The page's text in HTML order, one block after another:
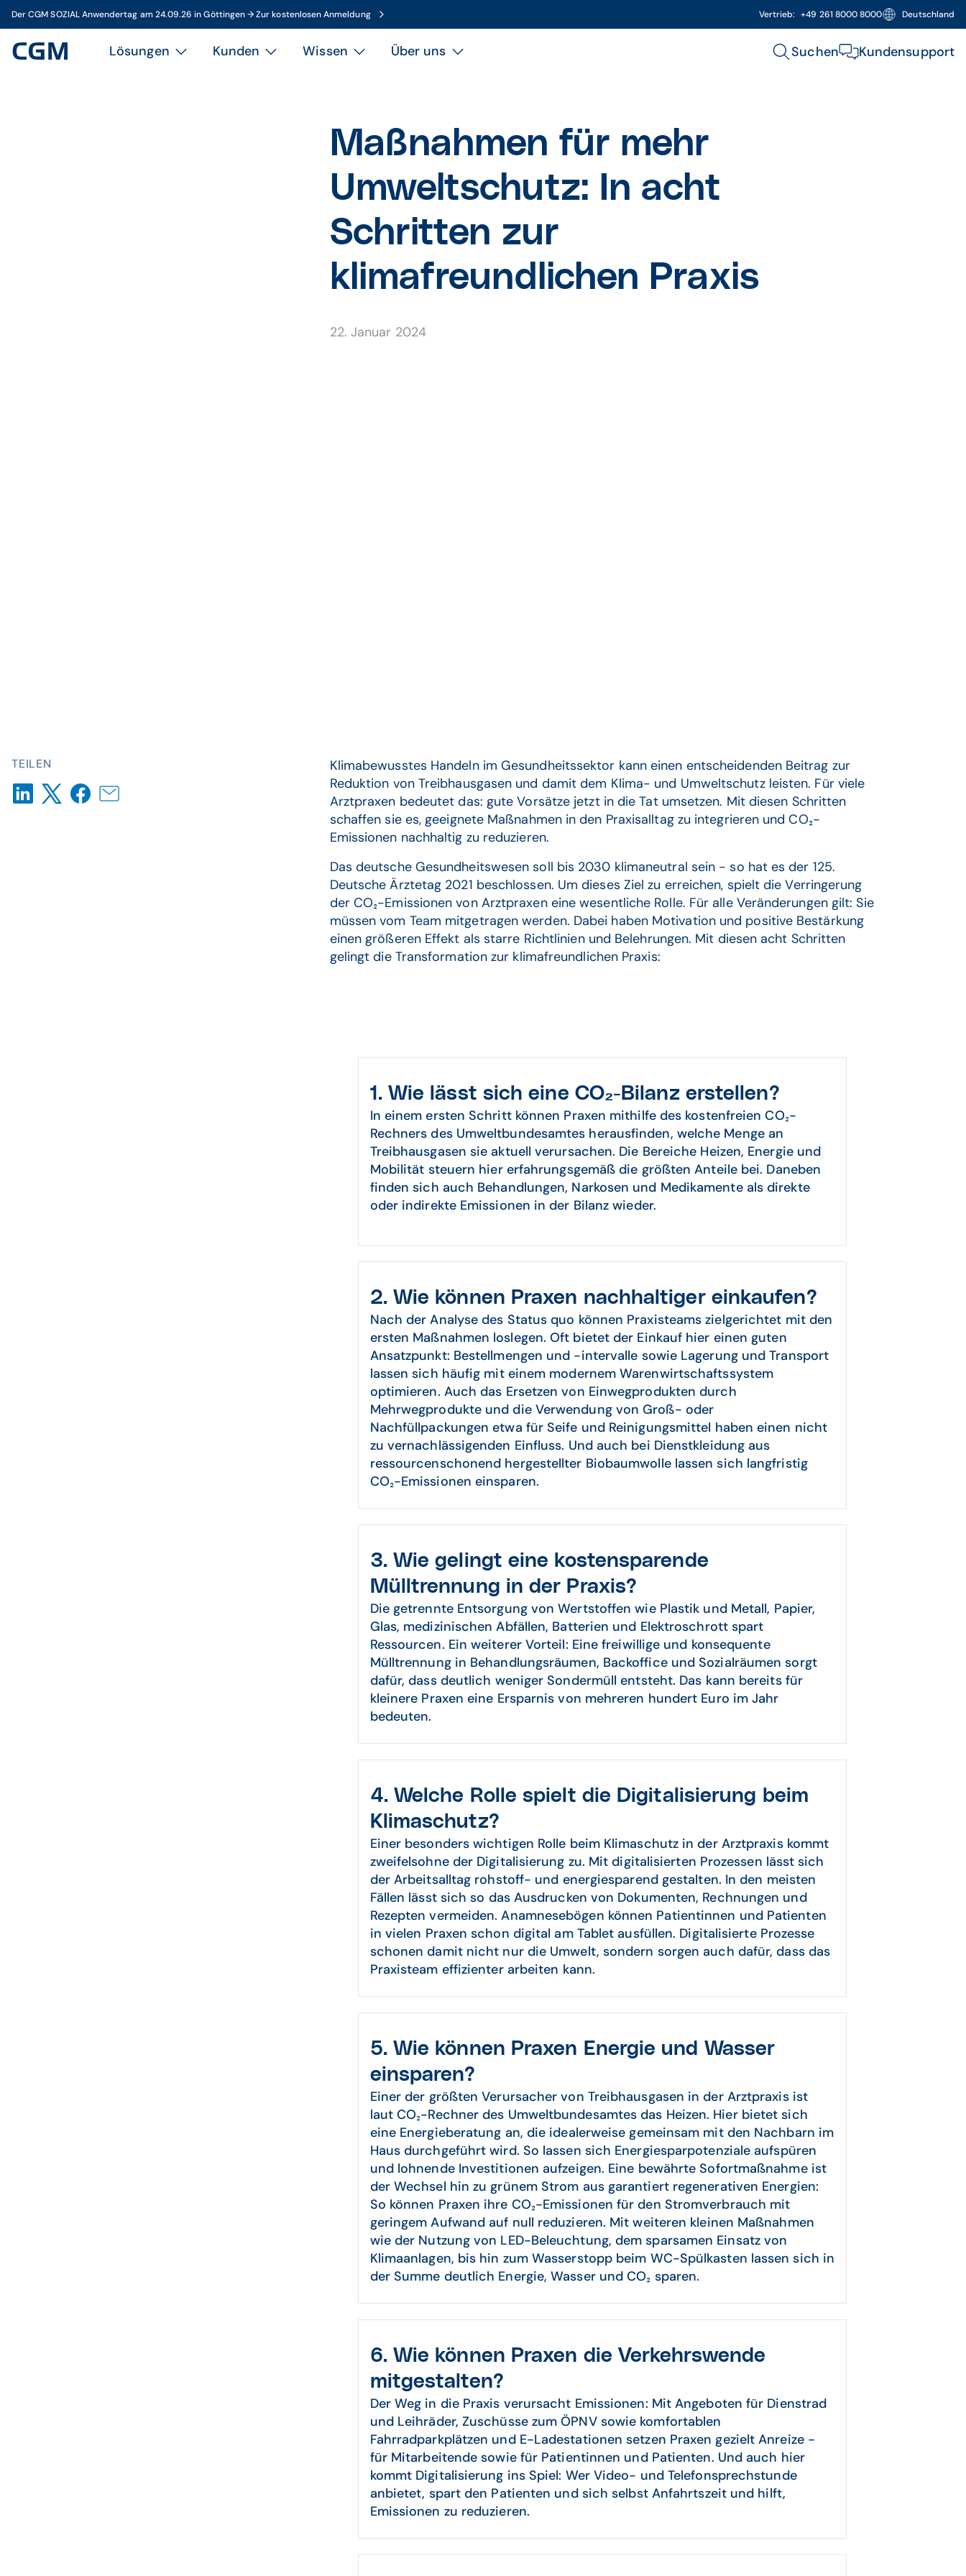
Der CGM SOZIAL Anwendertag am 24.09.26 in Göttingen → Zur kostenlosen Anmeldung Vertrieb: +49 261 8000 8000 Deutschland
Lösungen Kunden Wissen Über uns Suchen Kundensupport
Maßnahmen für mehr
Umweltschutz: In acht
Schritten zur
klimafreundlichen Praxis
22. Januar 2024
TEILEN
Klimabewusstes Handeln im Gesundheitssektor kann einen entscheidenden Beitrag zur
Reduktion von Treibhausgasen und damit dem Klima- und Umweltschutz leisten. Für viele
Arztpraxen bedeutet das: gute Vorsätze jetzt in die Tat umsetzen. Mit diesen Schritten
schaffen sie es, geeignete Maßnahmen in den Praxisalltag zu integrieren und CO₂-
Emissionen nachhaltig zu reduzieren.
Das deutsche Gesundheitswesen soll bis 2030 klimaneutral sein − so hat es der 125.
Deutsche Ärztetag 2021 beschlossen. Um dieses Ziel zu erreichen, spielt die Verringerung
der CO₂-Emissionen von Arztpraxen eine wesentliche Rolle. Für alle Veränderungen gilt: Sie
müssen vom Team mitgetragen werden. Dabei haben Motivation und positive Bestärkung
einen größeren Effekt als starre Richtlinien und Belehrungen. Mit diesen acht Schritten
gelingt die Transformation zur klimafreundlichen Praxis:
1. Wie lässt sich eine CO₂-Bilanz erstellen?
In einem ersten Schritt können Praxen mithilfe des kostenfreien CO₂-
Rechners des Umweltbundesamtes herausfinden, welche Menge an
Treibhausgasen sie aktuell verursachen. Die Bereiche Heizen, Energie und
Mobilität steuern hier erfahrungsgemäß die größten Anteile bei. Daneben
finden sich auch Behandlungen, Narkosen und Medikamente als direkte
oder indirekte Emissionen in der Bilanz wieder.
2. Wie können Praxen nachhaltiger einkaufen?
Nach der Analyse des Status quo können Praxisteams zielgerichtet mit den
ersten Maßnahmen loslegen. Oft bietet der Einkauf hier einen guten
Ansatzpunkt: Bestellmengen und -intervalle sowie Lagerung und Transport
lassen sich häufig mit einem modernem Warenwirtschaftssystem
optimieren. Auch das Ersetzen von Einwegprodukten durch
Mehrwegprodukte und die Verwendung von Groß- oder
Nachfüllpackungen etwa für Seife und Reinigungsmittel haben einen nicht
zu vernachlässigenden Einfluss. Und auch bei Dienstkleidung aus
ressourcenschonend hergestellter Biobaumwolle lassen sich langfristig
CO₂-Emissionen einsparen.
3. Wie gelingt eine kostensparende
Mülltrennung in der Praxis?
Die getrennte Entsorgung von Wertstoffen wie Plastik und Metall, Papier,
Glas, medizinischen Abfällen, Batterien und Elektroschrott spart
Ressourcen. Ein weiterer Vorteil: Eine freiwillige und konsequente
Mülltrennung in Behandlungsräumen, Backoffice und Sozialräumen sorgt
dafür, dass deutlich weniger Sondermüll entsteht. Das kann bereits für
kleinere Praxen eine Ersparnis von mehreren hundert Euro im Jahr
bedeuten.
4. Welche Rolle spielt die Digitalisierung beim
Klimaschutz?
Einer besonders wichtigen Rolle beim Klimaschutz in der Arztpraxis kommt
zweifelsohne der Digitalisierung zu. Mit digitalisierten Prozessen lässt sich
der Arbeitsalltag rohstoff- und energiesparend gestalten. In den meisten
Fällen lässt sich so das Ausdrucken von Dokumenten, Rechnungen und
Rezepten vermeiden. Anamnesebögen können Patientinnen und Patienten
in vielen Praxen schon digital am Tablet ausfüllen. Digitalisierte Prozesse
schonen damit nicht nur die Umwelt, sondern sorgen auch dafür, dass das
Praxisteam effizienter arbeiten kann.
5. Wie können Praxen Energie und Wasser
einsparen?
Einer der größten Verursacher von Treibhausgasen in der Arztpraxis ist
laut CO₂-Rechner des Umweltbundesamtes das Heizen. Hier bietet sich
eine Energieberatung an, die idealerweise gemeinsam mit den Nachbarn im
Haus durchgeführt wird. So lassen sich Energiesparpotenziale aufspüren
und lohnende Investitionen aufzeigen. Eine bewährte Sofortmaßnahme ist
der Wechsel hin zu grünem Strom aus garantiert regenerativen Energien:
So können Praxen ihre CO₂-Emissionen für den Stromverbrauch mit
geringem Aufwand auf null reduzieren. Mit weiteren kleinen Maßnahmen
wie der Nutzung von LED-Beleuchtung, dem sparsamen Einsatz von
Klimaanlagen, bis hin zum Wasserstopp beim WC-Spülkasten lassen sich in
der Summe deutlich Energie, Wasser und CO₂ sparen.
6. Wie können Praxen die Verkehrswende
mitgestalten?
Der Weg in die Praxis verursacht Emissionen: Mit Angeboten für Dienstrad
und Leihräder, Zuschüsse zum ÖPNV sowie komfortablen
Fahrradparkplätzen und E-Ladestationen setzen Praxen gezielt Anreize −
für Mitarbeitende sowie für Patientinnen und Patienten. Und auch hier
kommt Digitalisierung ins Spiel: Wer Video- und Telefonsprechstunde
anbietet, spart den Patienten und sich selbst Anfahrtszeit und hilft,
Emissionen zu reduzieren.